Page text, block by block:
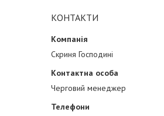
КОНТАКТИ
Скриня Господині
Черговий менеджер